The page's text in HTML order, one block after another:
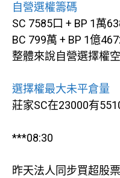
自營選權籌碼
SC 7585口 + BP 1萬
BC 799萬 + BP 1億
整體來說自營選擇權
選擇權最大未平倉量
莊家SC在23000有
***08:30
昨天法人同步買超股